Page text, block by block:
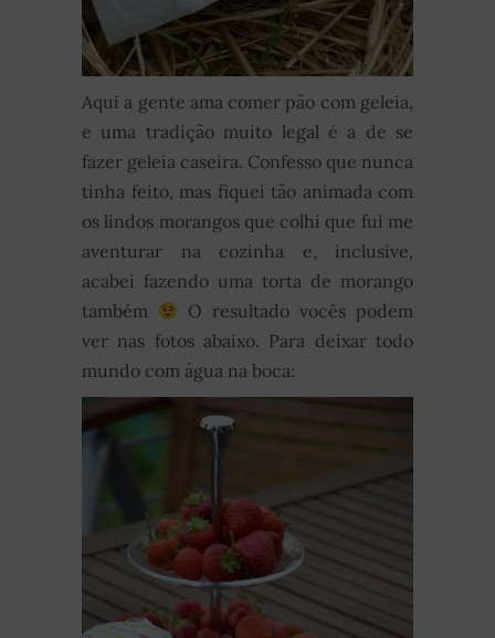
Aqui a gente ama comer pão com geleia,
e uma tradição muito legal é a de se
fazer geleia caseira. Confesso que nunca
tinha feito, mas fiquei tão animada com
os lindos morangos que colhi que fui me
aventurar na cozinha e, inclusive,
acabei fazendo uma torta de morango
também
O resultado vocês podem
ver nas fotos abaixo. Para deixar todo
mundo com água na boca: